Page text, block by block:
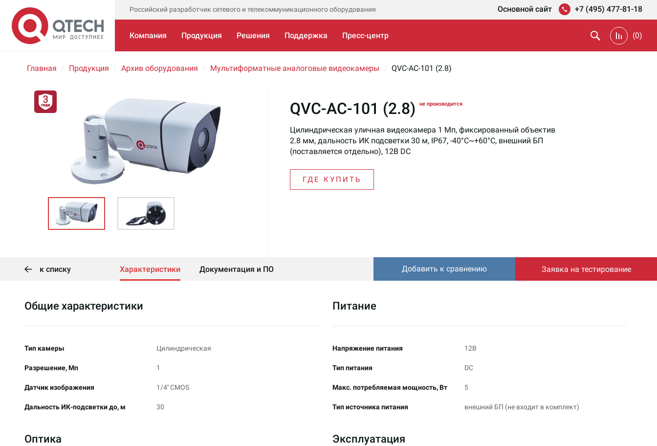
Российский разработчик сетевого и телекоммуникационного оборудования Основной сайт +7 (495) 477-81-18
Компания Продукция Решения Поддержка Пресс-центр (0)
Главная Продукция Архив оборудования Мультиформатные аналоговые видеокамеры QVC-AC-101 (2.8)
QVC-AC-101 (2.8) не производится
Цилиндрическая уличная видеокамера 1 Мп, фиксированный объектив
2.8 мм, дальность ИК подсветки 30 м, IP67, -40°C~+60°C, внешний БП
(поставляется отдельно), 12В DC
ГДЕ КУПИТЬ
к списку Характеристики Документация и ПО Заявка на тестирование
Добавить к сравнению
Общие характеристики
Тип камеры Цилиндрическая
Разрешение, Мп 1
Датчик изображения 1/4'' CMOS
Дальность ИК-подсветки до, м 30
Оптика
Питание
Напряжение питания 12В
Тип питания DC
Макс. потребляемая мощность, Вт 5
Тип источника питания внешний БП (не входит в комплект)
Эксплуатация